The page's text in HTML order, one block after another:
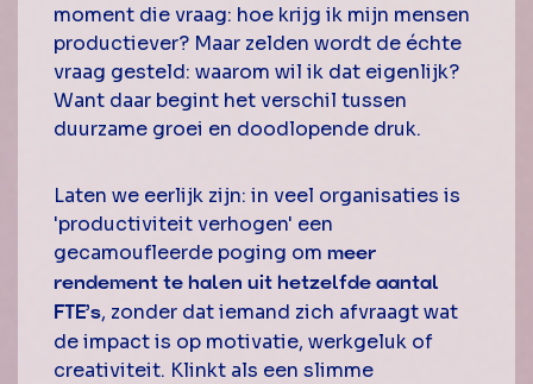
moment die vraag: hoe krijg ik mijn mensen
productiever? Maar zelden wordt de échte
vraag gesteld: waarom wil ik dat eigenlijk?
Want daar begint het verschil tussen
duurzame groei en doodlopende druk.
Laten we eerlijk zijn: in veel organisaties is
'productiviteit verhogen' een
gecamoufleerde poging om meer
rendement te halen uit hetzelfde aantal
FTE’s, zonder dat iemand zich afvraagt wat
de impact is op motivatie, werkgeluk of
creativiteit. Klinkt als een slimme